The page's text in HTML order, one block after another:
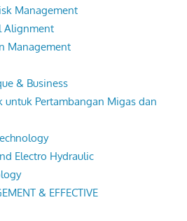
Management
Alignment
Management
& Business
untuk Pertambangan Migas dan
Electro Hydraulic
& EFFECTIVE